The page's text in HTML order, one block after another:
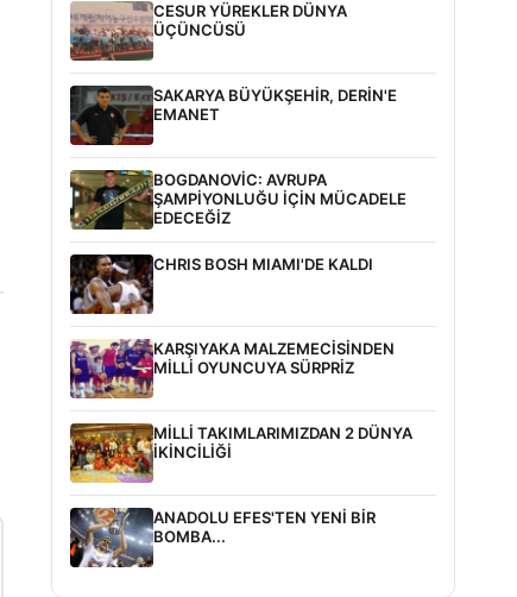
CESUR YÜREKLER DÜNYA
ÜÇÜNCÜSÜ
SAKARYA BÜYÜKŞEHİR, DERİN'E
EMANET
BOGDANOVİC: AVRUPA
ŞAMPİYONLUĞU İÇİN MÜCADELE
EDECEĞİZ
CHRIS BOSH MIAMI'DE KALDI
KARŞIYAKA MALZEMECİSİNDEN
MİLLİ OYUNCUYA SÜRPRİZ
MİLLİ TAKIMLARIMIZDAN 2 DÜNYA
İKİNCİLİĞİ
ANADOLU EFES'TEN YENİ BİR
BOMBA...